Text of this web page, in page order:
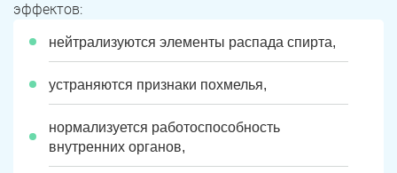
эффектов:
нейтрализуются элементы распада спирта,
устраняются признаки похмелья,
нормализуется работоспособность
внутренних органов,